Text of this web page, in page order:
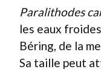
Paralithodes
les eaux
Béring, de la
Sa taille peut